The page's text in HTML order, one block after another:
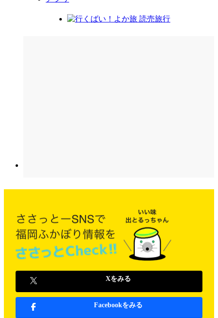
Xをみる
Facebookをみる